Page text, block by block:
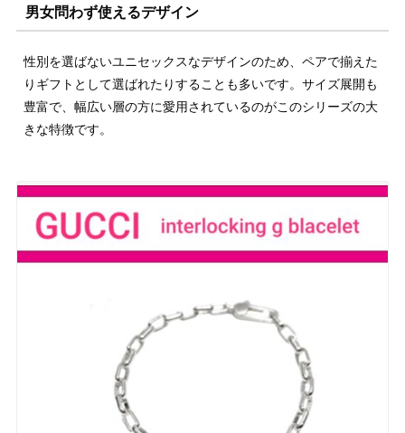
男女問わず使えるデザイン
性別を選ばないユニセックスなデザインのため、ペアで揃えた
りギフトとして選ばれたりすることも多いです。サイズ展開も
豊富で、幅広い層の方に愛用されているのがこのシリーズの大
きな特徴です。